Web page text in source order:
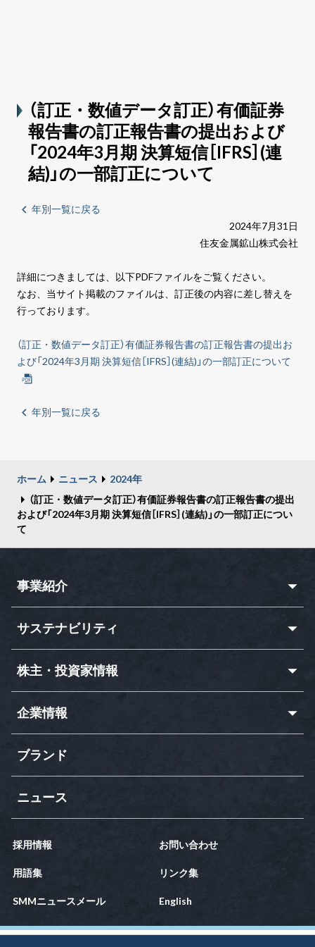
（訂正・数値データ訂正）有価証券
報告書の訂正報告書の提出および
「2024年3月期 決算短信［IFRS］(連
結)」の一部訂正について
年別一覧に戻る
2024年7月31日
住友金属鉱山株式会社
詳細につきましては、以下PDFファイルをご覧ください。​
なお、当サイト掲載のファイルは、訂正後の内容に差し替えを
行っております。​
（訂正・数値データ訂正）有価証券報告書の訂正報告書の提出お
よび「2024年3月期 決算短信［IFRS］(連結)」の一部訂正について
年別一覧に戻る
ホーム ニュース
2024年
（訂正・数値データ訂正）有価証券報告書の訂正報告書の提出
および「2024年3月期 決算短信［IFRS］(連結)」の一部訂正につい
て
事業紹介
サステナビリティ
株主・投資家情報
企業情報
ブランド
ニュース
採用情報 お問い合わせ
用語集 リンク集
SMMニュースメール English